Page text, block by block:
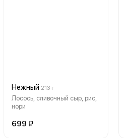
Нежный 213 г
Лосось, сливочный сыр, рис,
нори
699 ₽